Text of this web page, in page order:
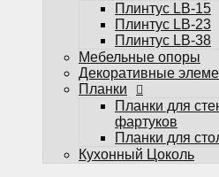
Избранное
Сравнение
Вы смотрели
Плинтус LB-15
Плинтус LB-23
Плинтус LB-38
Мебельные опоры
Декоративные
Планки
Планки для
фартуков
Планки для
Кухонный Цоколь